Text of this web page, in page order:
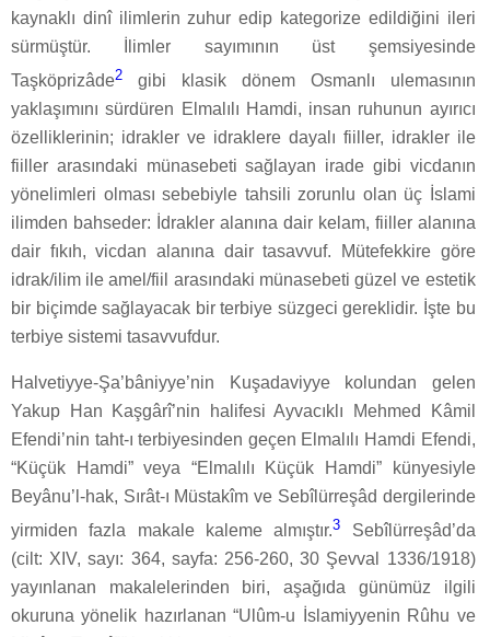
kaynaklı dinî ilimlerin zuhur edip kategorize edildiğini ileri
sürmüştür. İlimler sayımının üst şemsiyesinde
Taşköprizâde2 gibi klasik dönem Osmanlı ulemasının
yaklaşımını sürdüren Elmalılı Hamdi, insan ruhunun ayırıcı
özelliklerinin; idrakler ve idraklere dayalı fiiller, idrakler ile
fiiller arasındaki münasebeti sağlayan irade gibi vicdanın
yönelimleri olması sebebiyle tahsili zorunlu olan üç İslami
ilimden bahseder: İdrakler alanına dair kelam, fiiller alanına
dair fıkıh, vicdan alanına dair tasavvuf. Mütefekkire göre
idrak/ilim ile amel/fiil arasındaki münasebeti güzel ve estetik
bir biçimde sağlayacak bir terbiye süzgeci gereklidir. İşte bu
terbiye sistemi tasavvufdur.
Halvetiyye-Şa’bâniyye’nin Kuşadaviyye kolundan gelen
Yakup Han Kaşgârî’nin halifesi Ayvacıklı Mehmed Kâmil
Efendi’nin taht-ı terbiyesinden geçen Elmalılı Hamdi Efendi,
“Küçük Hamdi” veya “Elmalılı Küçük Hamdi” künyesiyle
Beyânu’l-hak, Sırât-ı Müstakîm ve Sebîlürreşâd dergilerinde
yirmiden fazla makale kaleme almıştır.3 Sebîlürreşâd’da
(cilt: XIV, sayı: 364, sayfa: 256-260, 30 Şevval 1336/1918)
yayınlanan makalelerinden biri, aşağıda günümüz ilgili
okuruna yönelik hazırlanan “Ulûm-u İslamiyyenin Rûhu ve